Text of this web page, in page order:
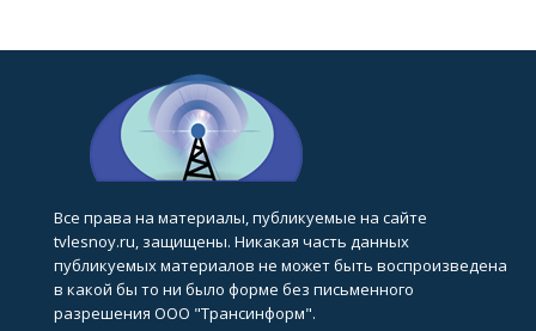
Все права на материалы, публикуемые на сайте
tvlesnoy.ru, защищены. Никакая часть данных
публикуемых материалов не может быть воспроизведена
в какой бы то ни было форме без письменного
разрешения ООО "Трансинформ".